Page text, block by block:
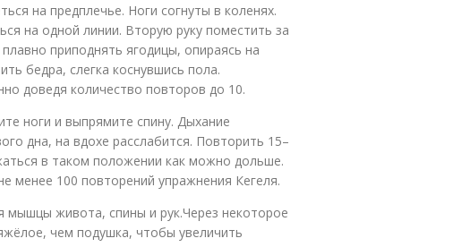
на предплечье. Ноги согнуты в коленях.
на одной линии. Вторую руку поместить за
приподнять ягодицы, опираясь на
бедра, слегка коснувшись пола.
доведя количество повторов до 10.
ноги и выпрямите спину. Дыхание
дна, на вдохе расслабится. Повторить 15–
в таком положении как можно дольше.
менее 100 повторений упражнения Кегеля.
мышцы живота, спины и рук.Через некоторое
чем подушка, чтобы увеличить